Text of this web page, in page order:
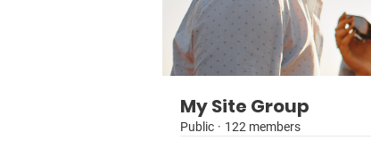
My Site Group
Public · 122 members